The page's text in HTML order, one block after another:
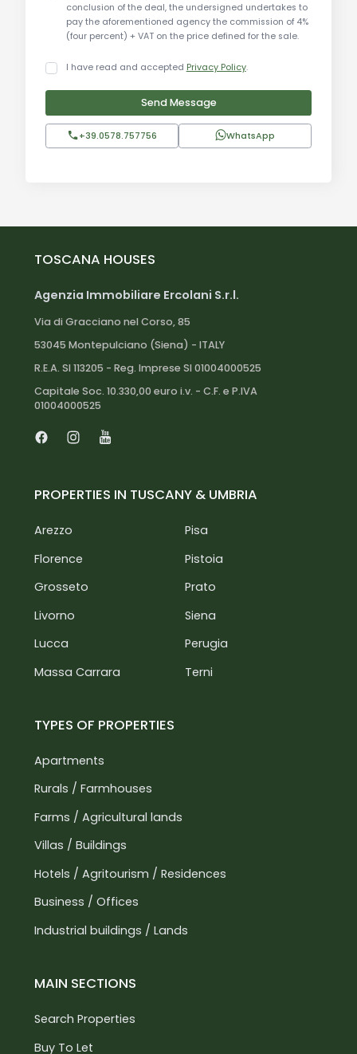
Distanze:
Pisa: 40 km
Aeroporto di Pisa: 42 km
Firenze: 55 km
Lucca: 50 km
Livorno: 45 km
To learn more about the farmhouse and discover
documents must be submitted. This process is
essential to ensure the utmost seriousness and
professionalism, as we only target reliable clients
conclusion of the deal, the undersigned undertakes to
pay the aforementioned agency the commission of 4%
(four percent) + VAT on the price defined for the sale.
I have read and accepted Privacy Policy.
Send Message
+39.0578.757756 WhatsApp
TOSCANA HOUSES
Agenzia Immobiliare Ercolani S.r.l.
Via di Gracciano nel Corso, 85
53045 Montepulciano (Siena) - ITALY
R.E.A. SI 113205 - Reg. Imprese SI 01004000525
Capitale Soc. 10.330,00 euro i.v. - C.F. e P.IVA
01004000525
PROPERTIES IN TUSCANY & UMBRIA
Arezzo
Florence
Grosseto
Livorno
Lucca
Massa Carrara
Pisa
Pistoia
Prato
Siena
Perugia
Terni
TYPES OF PROPERTIES
Apartments
Rurals / Farmhouses
Farms / Agricultural lands
Villas / Buildings
Hotels / Agritourism / Residences
Business / Offices
Industrial buildings / Lands
MAIN SECTIONS
Search Properties
Buy To Let